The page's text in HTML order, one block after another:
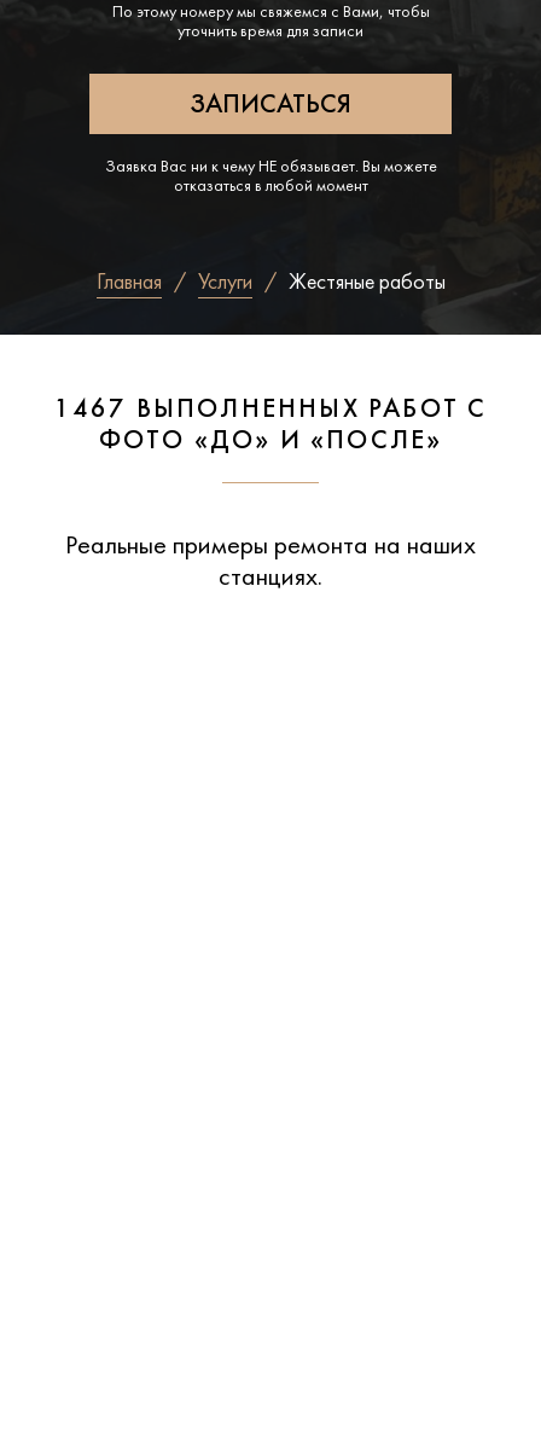
По этому номеру мы свяжемся с Вами, чтобы
уточнить время для записи
Заявка Вас ни к чему НЕ обязывает. Вы можете
отказаться в любой момент
Главная Услуги Жестяные работы
1467 ВЫПОЛНЕННЫХ РАБОТ С
ФОТО «ДО» И «ПОСЛЕ»
Реальные примеры ремонта на наших
станциях.